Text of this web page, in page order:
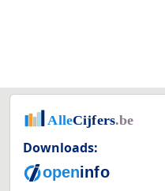
Downloads: